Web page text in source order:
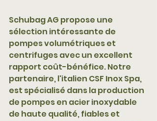
Schubag AG propose une
sélection intéressante de
pompes volumétriques et
centrifuges avec un excellent
rapport coût-bénéfice. Notre
partenaire, l'italien CSF Inox Spa,
est spécialisé dans la production
de pompes en acier inoxydable
de haute qualité, fiables et